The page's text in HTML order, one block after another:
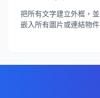
把所有文字建立外框，並
嵌入所有圖片或連結物件